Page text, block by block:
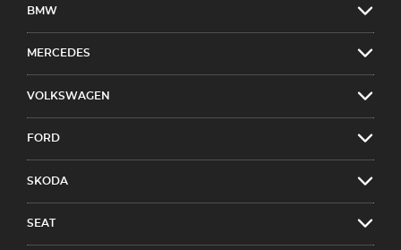
BMW
MERCEDES
VOLKSWAGEN
FORD
SKODA
SEAT